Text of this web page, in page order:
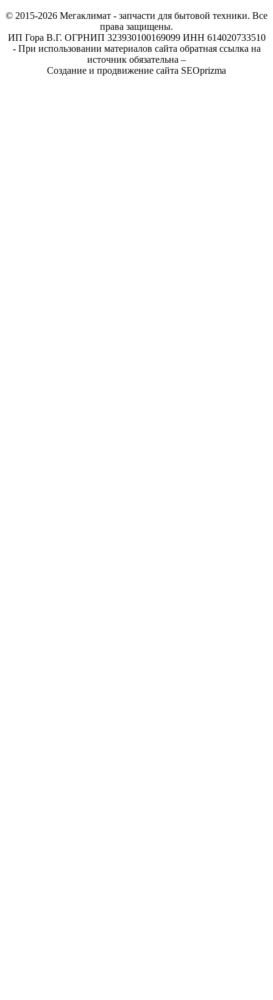
© 2015-2026 Мегаклимат - запчасти для бытовой техники. Все
права защищены.
ИП Гора В.Г. ОГРНИП 323930100169099 ИНН 614020733510
- При использовании материалов сайта обратная ссылка на
источник обязательна –
Создание и продвижение сайта SEOprizma